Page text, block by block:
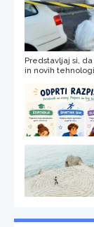
Predstavljaj si,
in novih